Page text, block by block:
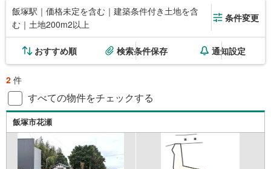
飯塚駅｜価格未定を含む｜建築条件付き土地を含
む｜土地200m2以上
条件変更
おすすめ順 検索条件保存 通知設定
2 件
すべての物件をチェックする
飯塚市花瀬